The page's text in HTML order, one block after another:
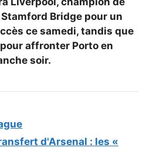
Bridge pour un
ce samedi, tandis que
affronter Porto en
soir.
d'Arsenal : les «